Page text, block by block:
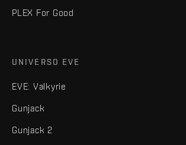
PLEX For Good
UNIVERSO EVE
EVE: Valkyrie
Gunjack
Gunjack 2